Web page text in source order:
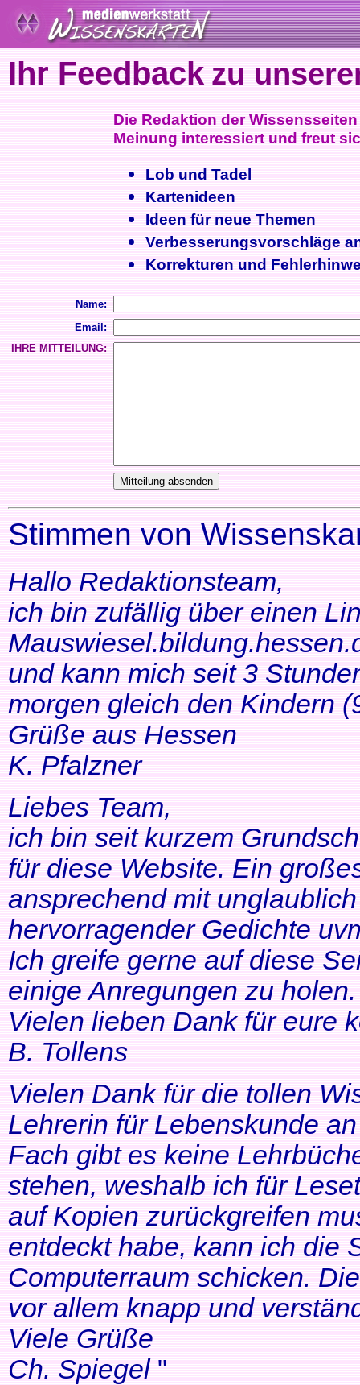
Ihr Feedback zu
Die Redaktion der
Meinung interessiert und freut
Lob und Tadel
Kartenideen
Ideen für neue Themen
Verbesserungsvorschläge
Korrekturen und
Name:
Email:
IHRE MITTEILUNG:
Stimmen von
Hallo Redaktionsteam,
ich bin zufällig über einen
und kann mich seit 3
morgen gleich den Kindern
Grüße aus Hessen
K. Pfalzner
Liebes Team,
ich bin seit kurzem
für diese Website. Ein
ansprechend mit
hervorragender Gedichte
Ich greife gerne auf diese
einige Anregungen zu
Vielen lieben Dank für eure
B. Tollens
Vielen Dank für die tollen
Lehrerin für Lebenskunde
Fach gibt es keine
stehen, weshalb ich für
auf Kopien zurückgreifen
entdeckt habe, kann ich die
Computerraum schicken.
vor allem knapp und
Viele Grüße
Ch. Spiegel"